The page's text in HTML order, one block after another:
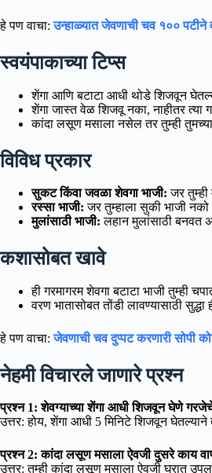
हे पण वाचा:उन्हाळ्यात जेवणाची चव १०० पटीने
स्वयंपाकाच्या टिप्स
शेंगा आणि बटाटा आधी थोडे शिजवून
शेंगा जास्त वेळ शिजवू नका, नाहीतर त्या
कांदा लसूण मसाला नसेल तर तुम्ही
विविध प्रकार
सुकट किंवा जवळा शेवगा भाजी: जर
रस्सा भाजी: जर तुम्हाला सुकी भाजी
मुलांसाठी भाजी: लहान मुलांसाठी बनवत
कशासोबत खावे
ही गरमागरम शेवगा बटाटा भाजी तुम्ही
वरण भातासोबत तोंडी लावण्यासाठी
हे पण वाचा:जेवणाची चव दुप्पट करणारी सोपी
नेहमी विचारले जाणारे प्रश्न
प्रश्न 1: शेवग्याच्या शेंगा आधी शिजवून घेणे
उत्तर: होय, शेंगा आधी 5 मिनिटे शिजवून
प्रश्न 2: कांदा लसूण मसाला ऐवजी दुसरे काय
उत्तर: तुम्ही कांदा लसूण मसाला ऐवजी घरात